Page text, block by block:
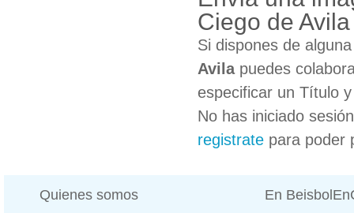
Ciego de Avila
Si dispones de
Avilapuedes
especificar un Título
No has iniciado
registrate para poder
Quienes somos En